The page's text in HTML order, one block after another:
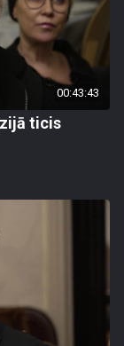
00:43:43
ticis